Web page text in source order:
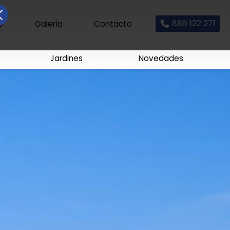
Galería Contacto 886 122 271
Jardines Novedades